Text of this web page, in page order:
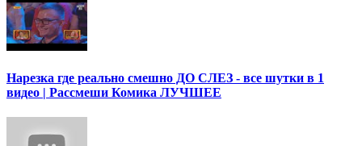
Нарезка где реально смешно ДО СЛЕЗ - все шутки в 1
видео | Рассмеши Комика ЛУЧШЕЕ